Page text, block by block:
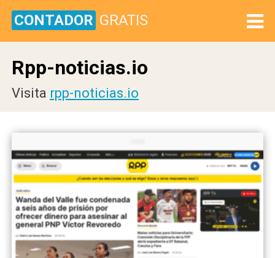
CONTADOR GRATIS
Rpp-noticias.io
Visita rpp-noticias.io